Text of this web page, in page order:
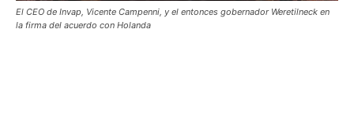
El CEO de Invap, Vicente Campenni, y el entonces gobernador Weretilneck en
la firma del acuerdo con Holanda